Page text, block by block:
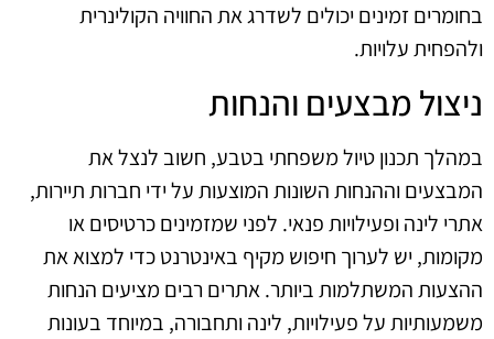
בחומרים זמינים יכולים לשדרג את החוויה הקולינרית
ולהפחית עלויות.
ניצול מבצעים והנחות
במהלך תכנון טיול משפחתי בטבע, חשוב לנצל את
המבצעים וההנחות השונות המוצעות על ידי חברות תיירות,
אתרי לינה ופעילויות פנאי. לפני שמזמינים כרטיסים או
מקומות, יש לערוך חיפוש מקיף באינטרנט כדי למצוא את
ההצעות המשתלמות ביותר. אתרים רבים מציעים הנחות
משמעותיות על פעילויות, לינה ותחבורה, במיוחד בעונות